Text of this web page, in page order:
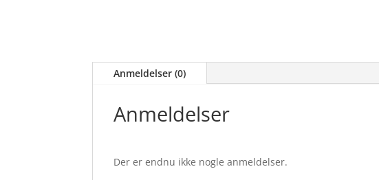
Anmeldelser (0)
Anmeldelser
Der er endnu ikke nogle anmeldelser.